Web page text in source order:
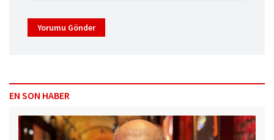
Yorumu Gönder
EN SON HABER